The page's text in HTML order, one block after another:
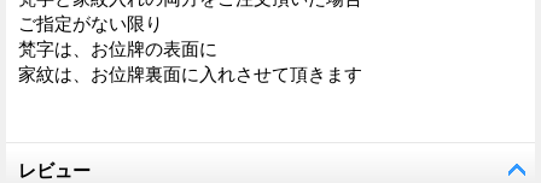
ご指定がない限り
梵字は、お位牌の表面に
家紋は、お位牌裏面に入れさせて頂きます
レビュー